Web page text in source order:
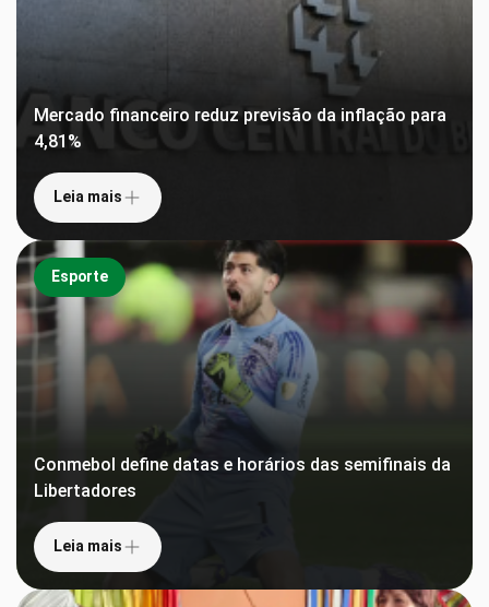
Mercado financeiro reduz previsão da inflação para
4,81%
Leia mais
Esporte
Conmebol define datas e horários das semifinais da
Libertadores
Leia mais